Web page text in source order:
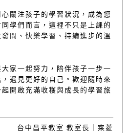
關注孩子的學習狀況，成為您
學們而言，這裡不只是上課的
問、快樂學習、持續進步的溫
家一起努力，陪伴孩子一步一
遇見更好的自己。歡迎隨時來
開啟充滿收穫與成長的學習旅
台中昌平教室 教室長｜寀菱